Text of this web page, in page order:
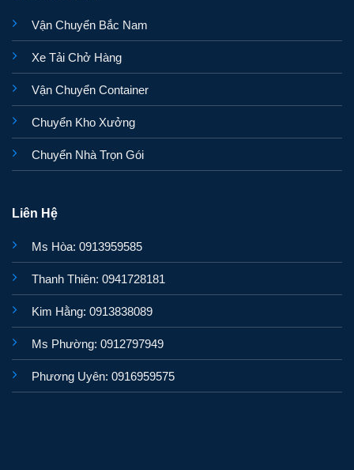
Vận Chuyển Bắc Nam
Xe Tải Chở Hàng
Vận Chuyển Container
Chuyển Kho Xưởng
Chuyển Nhà Trọn Gói
Liên Hệ
Ms Hòa: 0913959585
Thanh Thiên: 0941728181
Kim Hằng: 0913838089
Ms Phường: 0912797949
Phương Uyên: 0916959575